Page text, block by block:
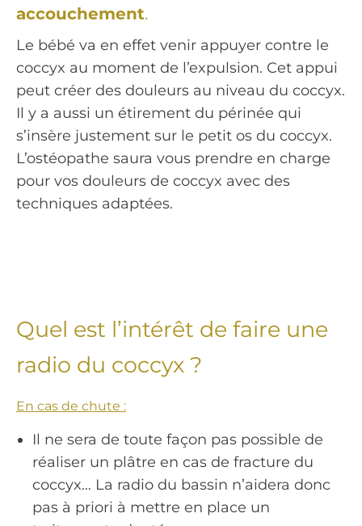
accouchement.
Le bébé va en effet venir appuyer contre le
coccyx au moment de l’expulsion. Cet appui
peut créer des douleurs au niveau du coccyx.
Il y a aussi un étirement du périnée qui
s’insère justement sur le petit os du coccyx.
L’ostéopathe saura vous prendre en charge
pour vos douleurs de coccyx avec des
techniques adaptées.
Quel est l’intérêt de faire une
radio du coccyx ?
En cas de chute :
Il ne sera de toute façon pas possible de
réaliser un plâtre en cas de fracture du
coccyx… La radio du bassin n’aidera donc
pas à priori à mettre en place un